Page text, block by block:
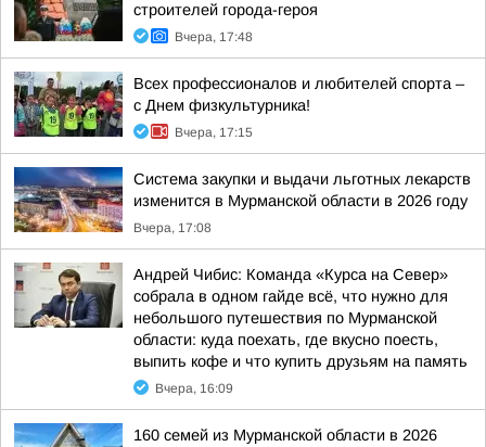
строителей города-героя
Вчера, 17:48
Всех профессионалов и любителей спорта –
с Днем физкультурника!
Вчера, 17:15
Система закупки и выдачи льготных лекарств
изменится в Мурманской области в 2026 году
Вчера, 17:08
Андрей Чибис: Команда «Курса на Север»
собрала в одном гайде всё, что нужно для
небольшого путешествия по Мурманской
области: куда поехать, где вкусно поесть,
выпить кофе и что купить друзьям на память
Вчера, 16:09
160 семей из Мурманской области в 2026